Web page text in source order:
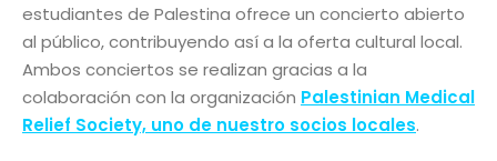
estudiantes de Palestina ofrece un concierto abierto
al público, contribuyendo así a la oferta cultural local.
Ambos conciertos se realizan gracias a la
colaboración con la organización Palestinian Medical
Relief Society, uno de nuestro socios locales.